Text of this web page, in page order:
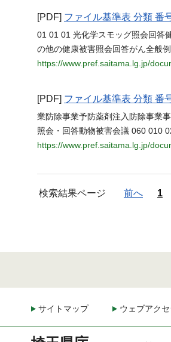
[PDF] ファイル基準表 分類 番
01 01 01 光化学スモッグ照会回答
の他の健康被害照会回答がん全般
https://www.pref.saitama.lg.jp/
[PDF] ファイル基準表 分類 番
業防除事業予防薬剤注入防除事業
照会・回答動物被害会議 060 010
https://www.pref.saitama.lg.jp/
検索結果ページ 前へ 1
サイトマップ ウェブアク